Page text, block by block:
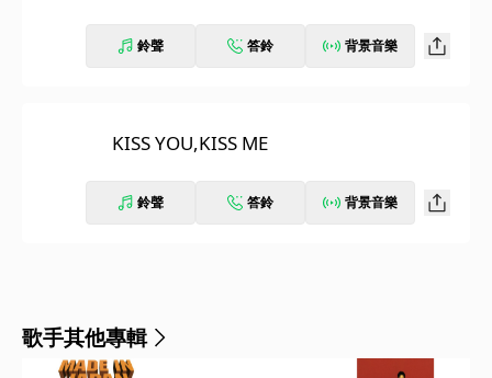
鈴聲 答鈴 背景音樂
KISS YOU,KISS ME
鈴聲 答鈴 背景音樂
歌手其他專輯